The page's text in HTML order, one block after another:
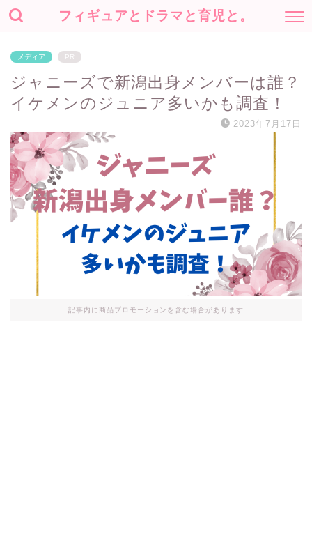
フィギュアとドラマと育児と。
メディア PR
ジャニーズで新潟出身メンバーは誰？
イケメンのジュニア多いかも調査！
2023年7月17日
記事内に商品プロモーションを含む場合があります